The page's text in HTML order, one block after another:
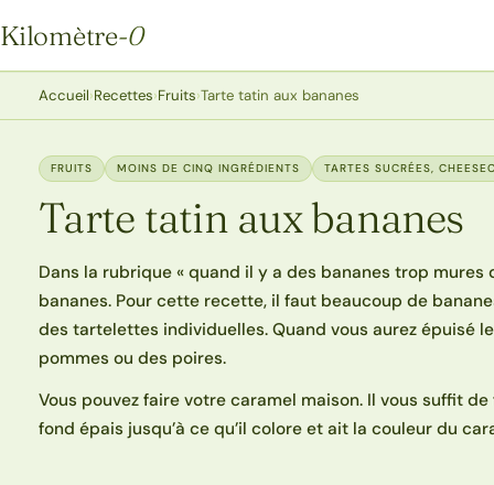
Kilomètre-0
Kilomètre-0
Accueil›Recettes›Fruits›Tarte tatin aux bananes
FRUITS MOINS DE CINQ INGRÉDIENTS TARTES SUCRÉES,
Tarte tatin aux bananes
Dans la rubrique « quand il y a des bananes trop
bananes. Pour cette recette, il faut beaucoup de
des tartelettes individuelles. Quand vous aurez épuisé
pommes ou des poires.
Vous pouvez faire votre caramel maison. Il vous suffit
fond épais jusqu’à ce qu’il colore et ait la couleur du